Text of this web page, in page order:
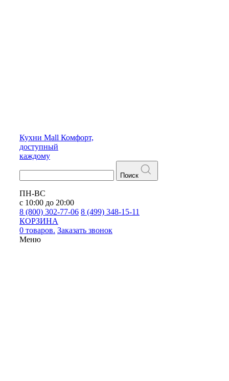
Кухни Mall Комфорт,
доступный
каждому
Поиск
ПН-ВС
с 10:00 до 20:00
8 (800) 302-77-06 8 (499) 348-15-11
КОРЗИНА
0 товаров. Заказать звонок
Меню